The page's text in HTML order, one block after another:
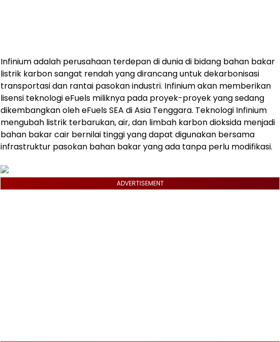
Infinium adalah perusahaan terdepan di dunia di bidang bahan bakar
listrik karbon sangat rendah yang dirancang untuk dekarbonisasi
transportasi dan rantai pasokan industri. Infinium akan memberikan
lisensi teknologi eFuels miliknya pada proyek-proyek yang sedang
dikembangkan oleh eFuels SEA di Asia Tenggara. Teknologi Infinium
mengubah listrik terbarukan, air, dan limbah karbon dioksida menjadi
bahan bakar cair bernilai tinggi yang dapat digunakan bersama
infrastruktur pasokan bahan bakar yang ada tanpa perlu modifikasi.
ADVERTISEMENT